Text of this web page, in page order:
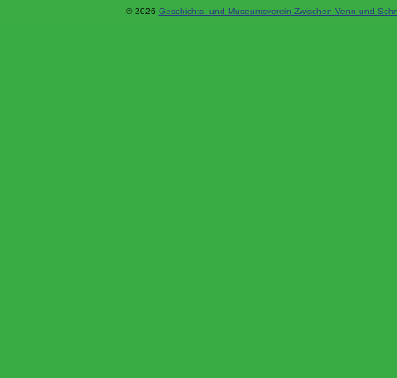
© 2026 Geschichts- und Museumsverein Zwischen Venn und